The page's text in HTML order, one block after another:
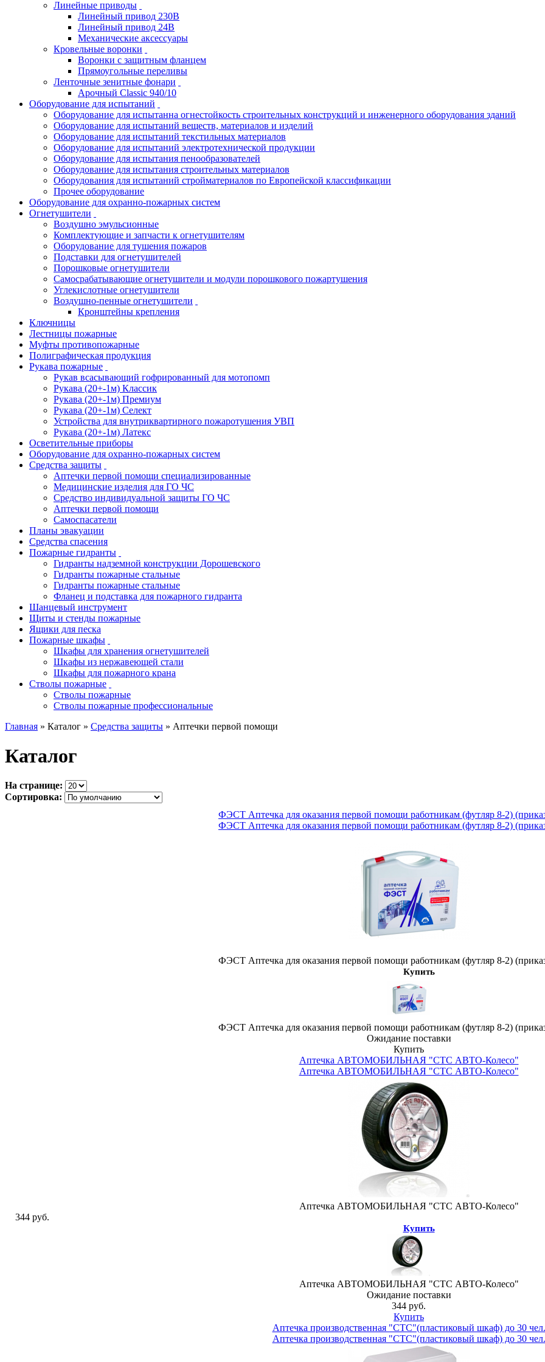
Линейные приводы
Линейный привод 230В
Линейный привод 24В
Механические аксессуары
Кровельные воронки
Воронки с защитным фланцем
Прямоугольные переливы
Ленточные зенитные фонари
Арочный Classic 940/10
Оборудование для испытаний
Оборудование для испытанна огнестойкость строительных конструкций и инженерного оборудования зданий
Оборудование для испытаний веществ, материалов и изделий
Оборудование для испытаний текстильных материалов
Оборудование для испытаний электротехнической продукции
Оборудование для испытания пенообразователей
Оборудование для испытания строительных материалов
Оборудования для испытаний стройматериалов по Европейской классификации
Прочее оборудование
Оборудование для охранно-пожарных систем
Огнетушители
Воздушно эмульсионные
Комплектующие и запчасти к огнетушителям
Оборудование для тушения пожаров
Подставки для огнетушителей
Порошковые огнетушители
Самосрабатывающие огнетушители и модули порошкового пожартушения
Углекислотные огнетушители
Воздушно-пенные огнетушители
Кронштейны крепления
Ключницы
Лестницы пожарные
Муфты противопожарные
Полиграфическая продукция
Рукава пожарные
Рукав всасывающий гофрированный для мотопомп
Рукава (20+-1м) Классик
Рукава (20+-1м) Премиум
Рукава (20+-1м) Селект
Устройства для внутриквартирного пожаротушения УВП
Рукава (20+-1м) Латекс
Осветительные приборы
Оборудование для охранно-пожарных систем
Средства защиты
Аптечки первой помощи специализированные
Медицинские изделия для ГО ЧС
Средство индивидуальной защиты ГО ЧС
Аптечки первой помощи
Самоспасатели
Планы эвакуации
Средства спасения
Пожарные гидранты
Гидранты надземной конструкции Дорошевского
Гидранты пожарные стальные
Гидранты пожарные стальные
Фланец и подставка для пожарного гидранта
Шанцевый инструмент
Щиты и стенды пожарные
Ящики для песка
Пожарные шкафы
Шкафы для хранения огнетушителей
Шкафы из нержавеющей стали
Шкафы для пожарного крана
Стволы пожарные
Стволы пожарные
Стволы пожарные профессиональные
Главная » Каталог » Средства защиты » Аптечки первой помощи
Каталог
На странице:
Сортировка:
ФЭСТ Аптечка для оказания первой помощи работникам (футляр 8-2)
ФЭСТ Аптечка для оказания первой помощи работникам (футляр 8-2)
ФЭСТ Аптечка для оказания первой помощи работникам (футляр 8-2)
Купить
ФЭСТ Аптечка для оказания первой помощи работникам (футляр 8-2)
Ожидание поставки
Купить
Аптечка АВТОМОБИЛЬНАЯ "СТС АВТО-Колесо"
Аптечка АВТОМОБИЛЬНАЯ "СТС АВТО-Колесо"
Аптечка АВТОМОБИЛЬНАЯ "СТС АВТО-Колесо"
344 руб.
Купить
Аптечка АВТОМОБИЛЬНАЯ "СТС АВТО-Колесо"
Ожидание поставки
344 руб.
Купить
Аптечка производственная "СТС"(пластиковый шкаф) до 30 чел.
Аптечка производственная "СТС"(пластиковый шкаф) до 30 чел.